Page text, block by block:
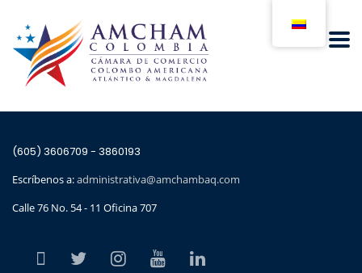
(605) 3606709 - 3860193
Escríbenos a:administrativa@amchambaq.com
Calle 76 No. 54 - 11 Oficina 707